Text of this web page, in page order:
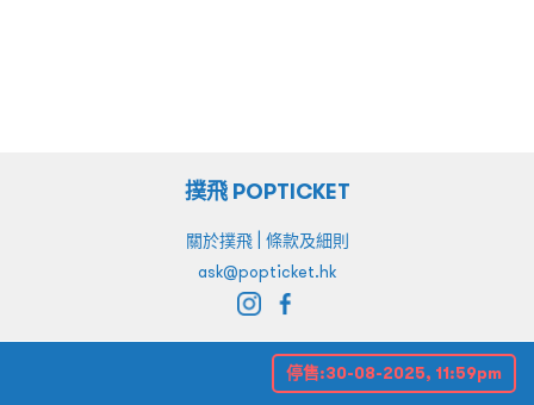
停售:30-08-2025, 11:59pm
撲飛 POPTICKET
關於撲飛| 條款及細則
ask@popticket.hk